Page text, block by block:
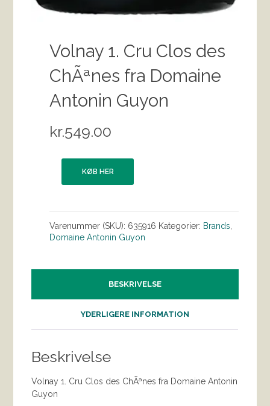
Volnay 1. Cru Clos des
ChÃªnes fra Domaine
Antonin Guyon
kr.549.00
KØB HER
Varenummer (SKU): 635916 Kategorier: Brands
Domaine Antonin Guyon
BESKRIVELSE
YDERLIGERE INFORMATION
Beskrivelse
Volnay 1. Cru Clos des ChÃªnes fra Domaine Antonin
Guyon